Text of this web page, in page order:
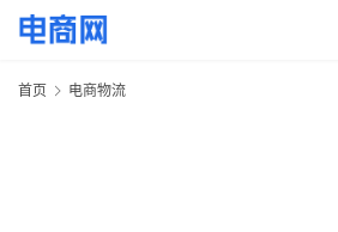
首页 电商物流